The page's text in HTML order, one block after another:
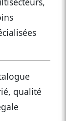
qualité